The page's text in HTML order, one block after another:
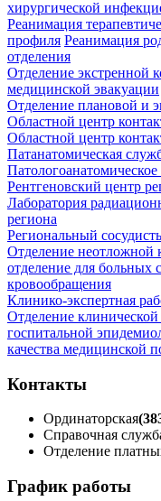
хирургической
Реанимация
профиля Реанимация
отделения
Отделение экстренной
медицинской эвакуации
Отделение плановой и
Областной центр
Областной центр
Патанатомическая
Патологоанатомическое
Рентгеновский центр
Лаборатория
региона
Региональный
Отделение неотложной
отделение для больных
кровообращения
Клинико-экспертная
Отделение
госпитальной
качества медицинской
Контакты
Ординаторская
Справочная
Отделение
График работы